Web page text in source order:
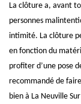
La clôture a, avant
personnes
intimité. La clôture
en fonction du
profiter d’une pose
recommandé de
bien à La Neuville